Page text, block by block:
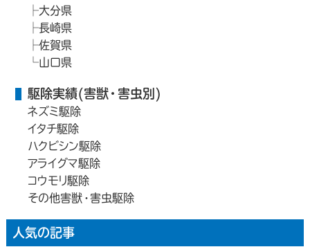
大分県
長崎県
佐賀県
山口県
駆除実績(害獣・害虫別)
ネズミ駆除
イタチ駆除
ハクビシン駆除
アライグマ駆除
コウモリ駆除
その他害獣・害虫駆除
人気の記事